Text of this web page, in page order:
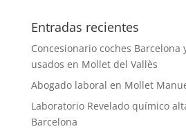
Entradas recientes
Concesionario coches Barcelona
usados en Mollet del Vallès
Abogado laboral en Mollet
Laboratorio Revelado químico
Barcelona